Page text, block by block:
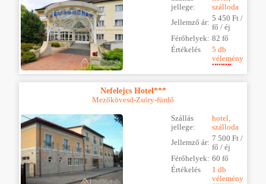
jellege:
szálloda
Jellemző ár: 5 450 Ft /
fő / éj
Férőhelyek: 82 fő
Értékelés
5 db
vélemény
Nefelejcs Hotel***
Mezőkövesd-Zsóry-fürdő
Szállás
jellege:
hotel,
szálloda
Jellemző ár: 7 500 Ft /
fő / éj
Férőhelyek: 60 fő
Értékelés
1 db
vélemény